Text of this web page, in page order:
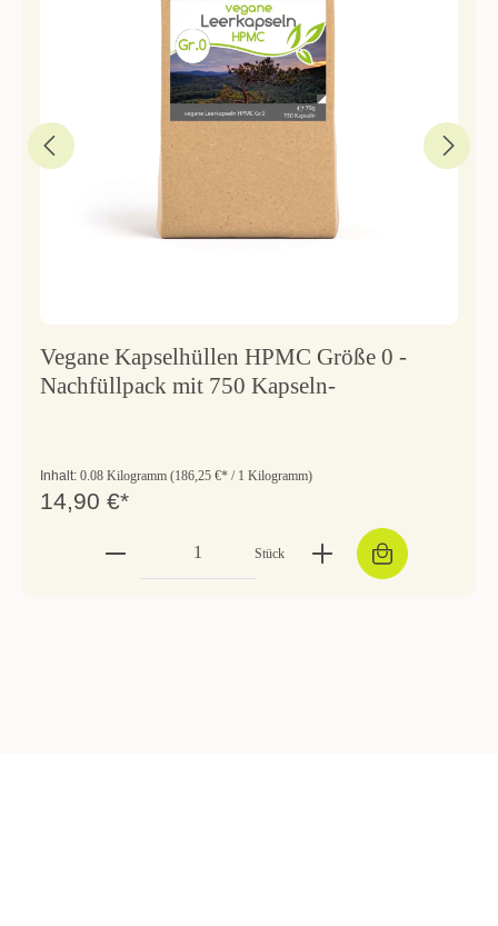
Vegane Kapselhüllen HPMC Größe 0 -
Nachfüllpack mit 750 Kapseln-
Inhalt: 0.08 Kilogramm (186,25 €* / 1 Kilogramm)
14,90 €*
Stück